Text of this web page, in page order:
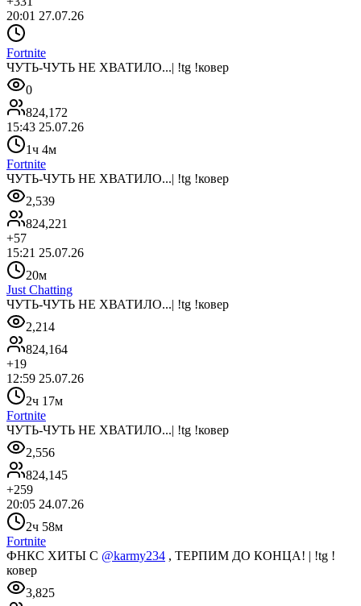
20:01 27.07.26
Fortnite
ЧУТЬ-ЧУТЬ НЕ ХВАТИЛО...| !tg !ковер
0
824,172
15:43 25.07.26
1ч 4м
Fortnite
ЧУТЬ-ЧУТЬ НЕ ХВАТИЛО...| !tg !ковер
2,539
824,221
+57
15:21 25.07.26
20м
Just Chatting
ЧУТЬ-ЧУТЬ НЕ ХВАТИЛО...| !tg !ковер
2,214
824,164
+19
12:59 25.07.26
2ч 17м
Fortnite
ЧУТЬ-ЧУТЬ НЕ ХВАТИЛО...| !tg !ковер
2,556
824,145
+259
20:05 24.07.26
2ч 58м
Fortnite
ФНКС ХИТЫ С @karmy234 , ТЕРПИМ ДО КОНЦА! | !tg !
ковер
3,825